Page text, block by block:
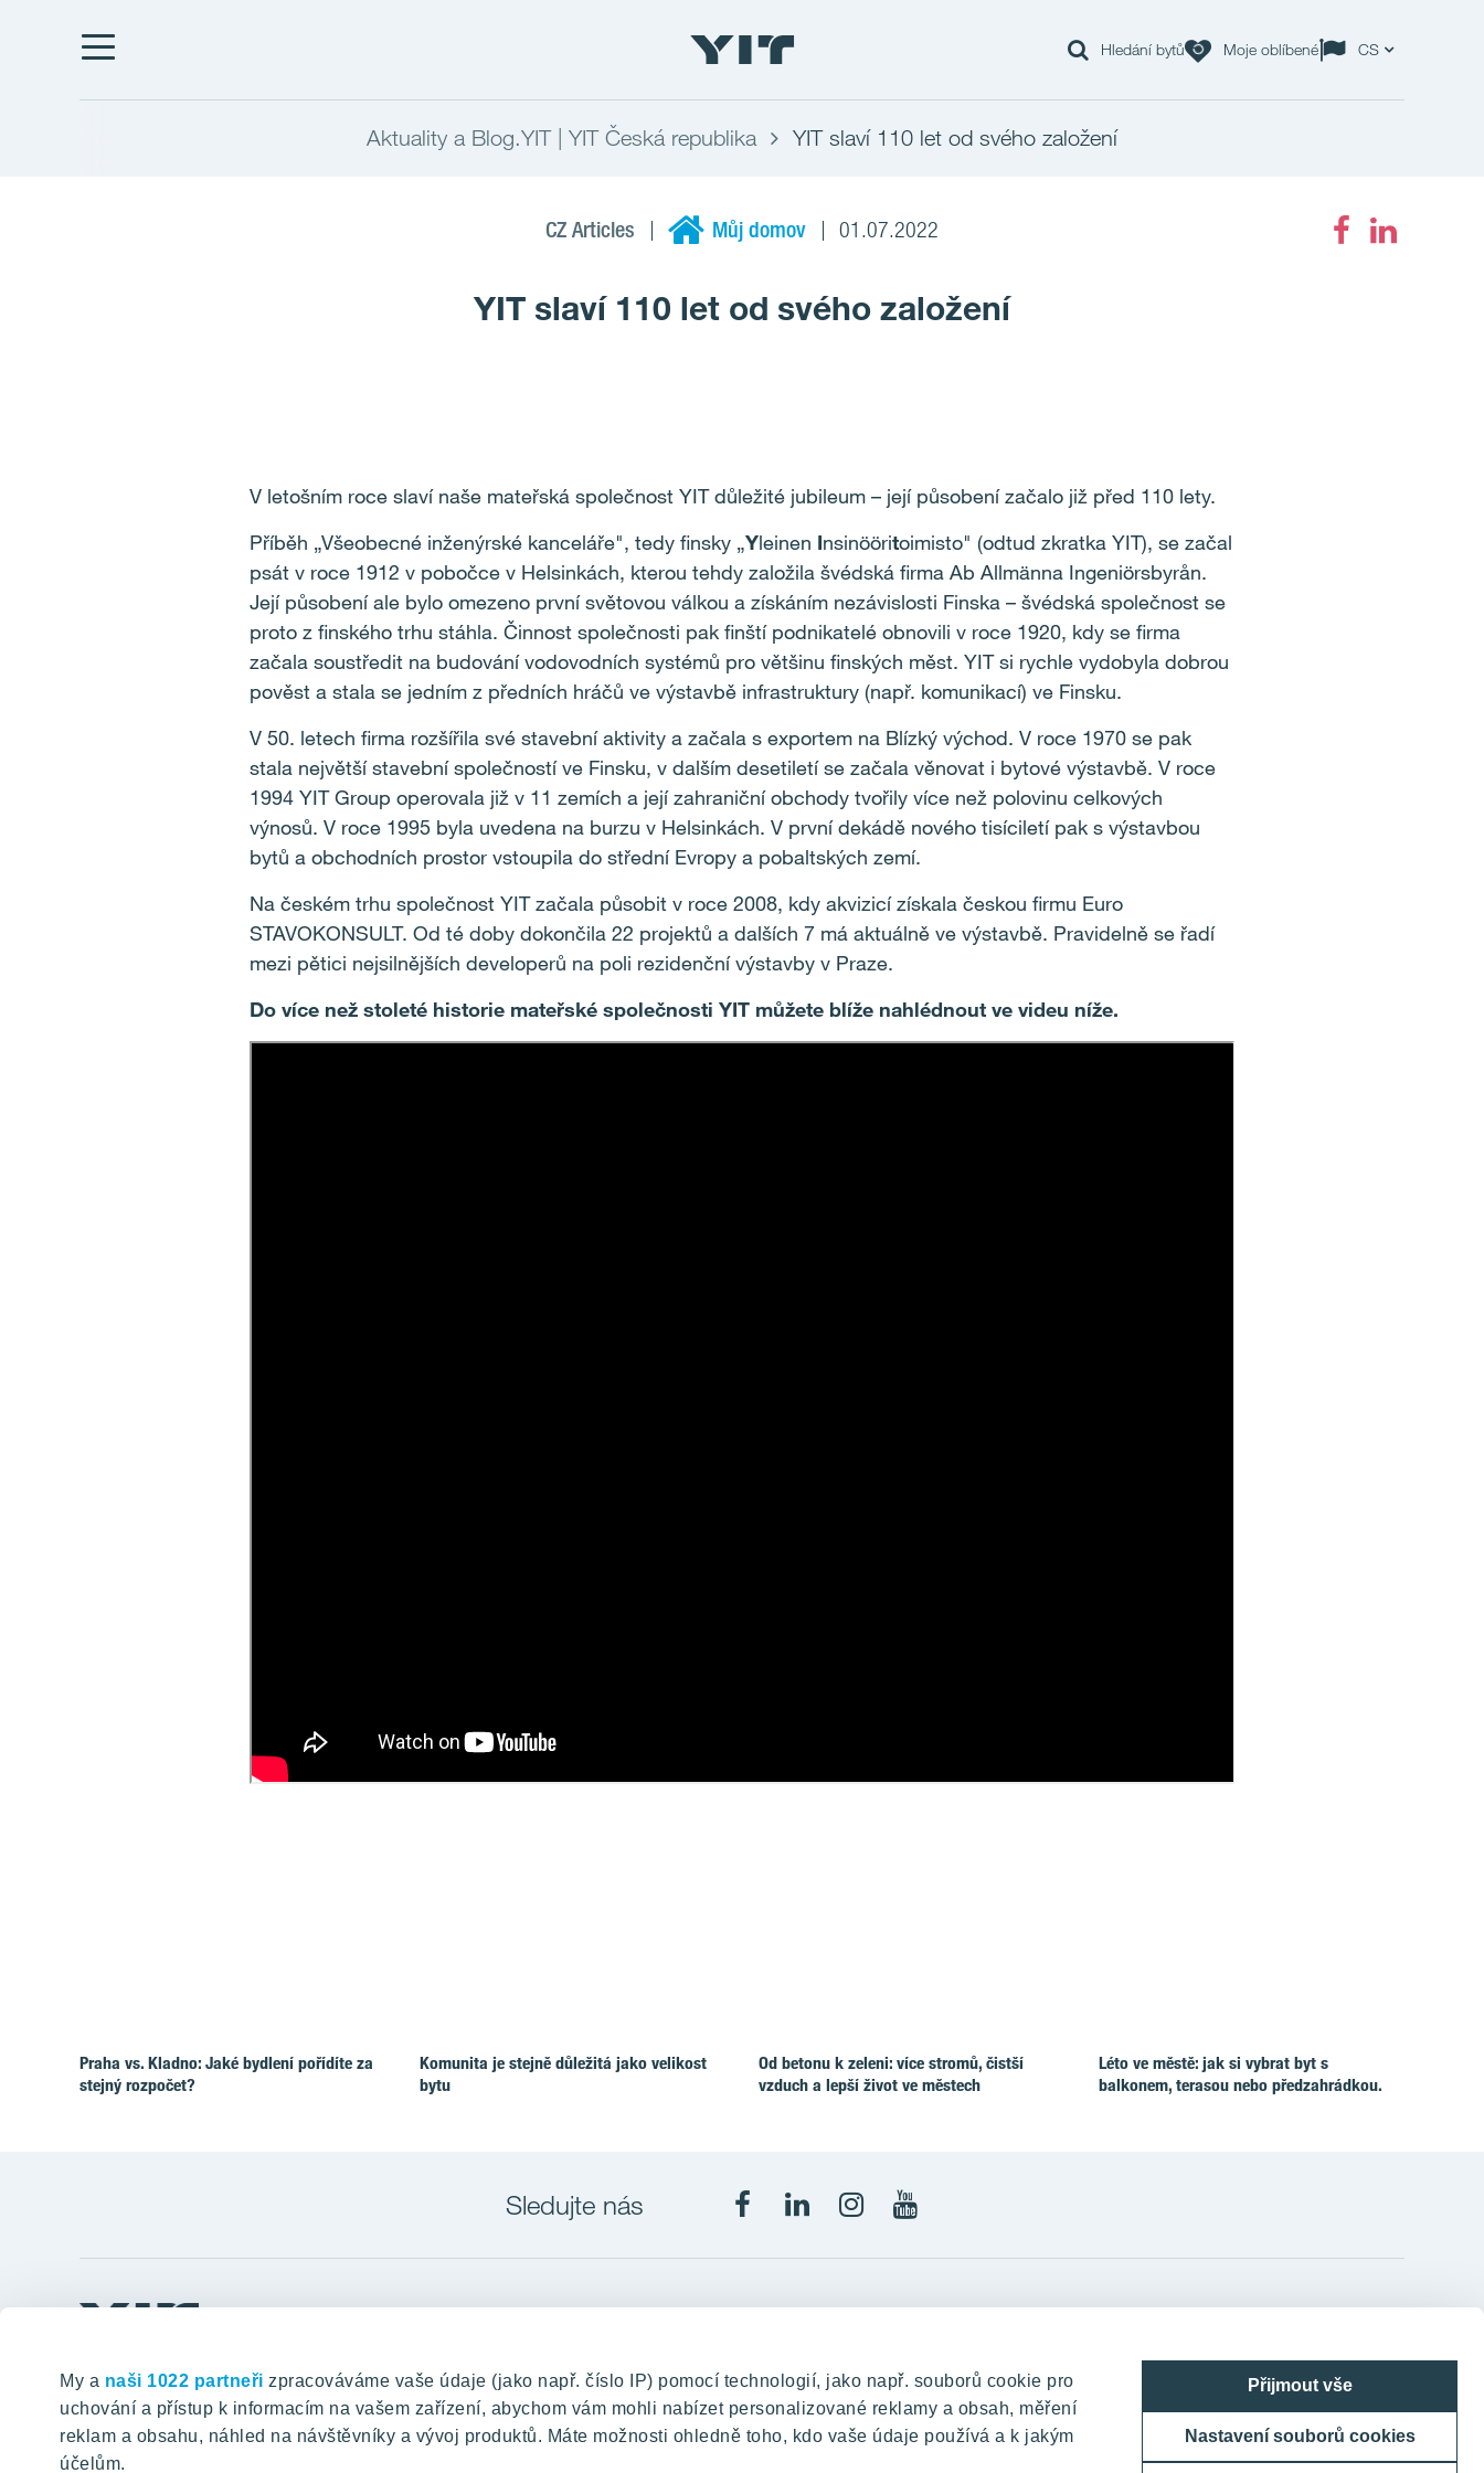
My a naši 1022 partneři zpracováváme vaše údaje (jako např. číslo IP) pomocí technologií, jako např. souborů cookie pro
uchování a přístup k informacím na vašem zařízení, abychom vám mohli nabízet personalizované reklamy a obsah, měření
reklam a obsahu, náhled na návštěvníky a vývoj produktů. Máte možnosti ohledně toho, kdo vaše údaje používá a k jakým
účelům.
Přijmout vše
Nastavení souborů cookies
Hledání bytů Moje oblíbené CS
Aktuality a Blog.YIT | YIT Česká republika YIT slaví 110 let od svého založení
CZ Articles Můj domov 01.07.2022
YIT slaví 110 let od svého založení
V letošním roce slaví naše mateřská společnost YIT důležité jubileum – její působení začalo již před 110 lety.
Příběh „Všeobecné inženýrské kanceláře", tedy finsky „Yleinen Insinööritoimisto" (odtud zkratka YIT), se začal
psát v roce 1912 v pobočce v Helsinkách, kterou tehdy založila švédská firma Ab Allmänna Ingeniörsbyrån.
Její působení ale bylo omezeno první světovou válkou a získáním nezávislosti Finska – švédská společnost se
proto z finského trhu stáhla. Činnost společnosti pak finští podnikatelé obnovili v roce 1920, kdy se firma
začala soustředit na budování vodovodních systémů pro většinu finských měst. YIT si rychle vydobyla dobrou
pověst a stala se jedním z předních hráčů ve výstavbě infrastruktury (např. komunikací) ve Finsku.
V 50. letech firma rozšířila své stavební aktivity a začala s exportem na Blízký východ. V roce 1970 se pak
stala největší stavební společností ve Finsku, v dalším desetiletí se začala věnovat i bytové výstavbě. V roce
1994 YIT Group operovala již v 11 zemích a její zahraniční obchody tvořily více než polovinu celkových
výnosů. V roce 1995 byla uvedena na burzu v Helsinkách. V první dekádě nového tisíciletí pak s výstavbou
bytů a obchodních prostor vstoupila do střední Evropy a pobaltských zemí.
Na českém trhu společnost YIT začala působit v roce 2008, kdy akvizicí získala českou firmu Euro
STAVOKONSULT. Od té doby dokončila 22 projektů a dalších 7 má aktuálně ve výstavbě. Pravidelně se řadí
mezi pětici nejsilnějších developerů na poli rezidenční výstavby v Praze.
Do více než stoleté historie mateřské společnosti YIT můžete blíže nahlédnout ve videu níže.
Praha vs. Kladno: Jaké bydlení pořídíte za
stejný rozpočet?
Komunita je stejně důležitá jako velikost
bytu
Od betonu k zeleni: více stromů, čistší
vzduch a lepší život ve městech
Léto ve městě: jak si vybrat byt s
balkonem, terasou nebo předzahrádkou.
Sledujte nás
VYHLEDÁVÁNÍ
Odkazy
Postup koupě
Klientské změny
Aktuality
Projekty
RANTA Barrandov III
RANTA Barrandov IV
TOIVO Roztyly II
YIT Czechia s.r.o.
TELEHOUSE – Generála Píky 430/26
160 00 Praha 6 - Dejvice
Česká republika
800 200 666